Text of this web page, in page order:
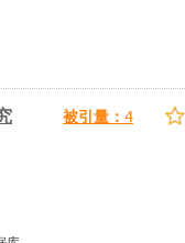
被引量： 4